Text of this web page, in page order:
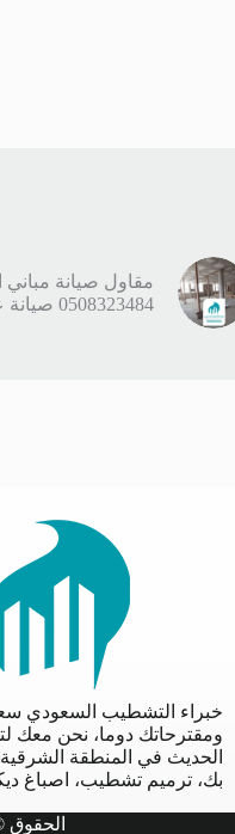
مقاول صيانة مباني
0508323484 صيانة عمائر الخبر
خبراء التشطيب السعودي
ومقترحاتك دوما، نحن معك
الحديث في المنطقة
بك، ترميم تشطيب، اصباغ
الحقوق ©